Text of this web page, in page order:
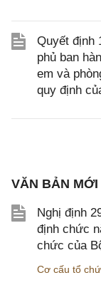
Quyết định
phủ ban
em và
quy định
VĂN BẢN MỚI
Nghị định
định chức
chức của
Cơ cấu tổ